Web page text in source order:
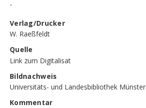
-
Verlag/Drucker
W. Raeßfeldt
Quelle
Link zum Digitalisat
Bildnachweis
Universitäts- und Landesbibliothek Münster
Kommentar